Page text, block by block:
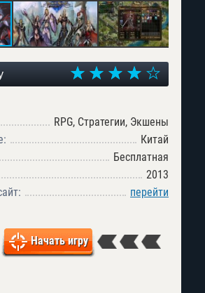
RPG, Стратегии, Экшены
Китай
Бесплатная
2013
перейти
Начать игру